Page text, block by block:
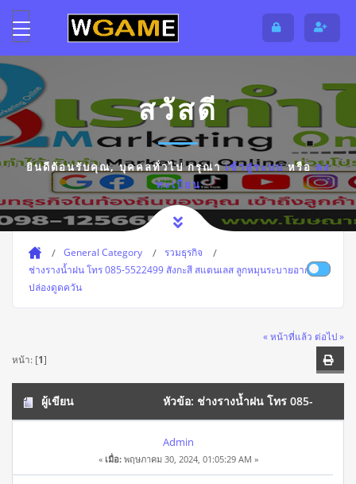
สวัสดี
ยินดีต้อนรับคุณ,บุคคลทั่วไปกรุณาเข้าสู่ระบบหรือลง
ทะเบียน
General Category
รวมธุรกิจ
ช่างรางน้ำฝน โทร 085-5522499 สังกะสี สแตนเลส ลูกหมุนระบายอากาศ
ปล่องดูดควัน
« หน้าที่แล้ว ต่อไป »
หน้า: [1]
ผู้เขียน หัวข้อ: ช่างรางน้ำฝน โทร 085-
5522499 สังกะสี สแตนเลส ลูกหมุนระบายอากาศ ปล่องดูดควัน
(อ่าน 2768 ครั้ง)
Admin
« เมื่อ:พฤษภาคม 30, 2024, 01:05:29 AM »